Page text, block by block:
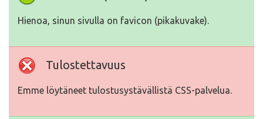
Hienoa, sinun sivulla on favicon (pikakuvake).
Tulostettavuus
Emme löytäneet tulostusystävällistä CSS-palvelua.